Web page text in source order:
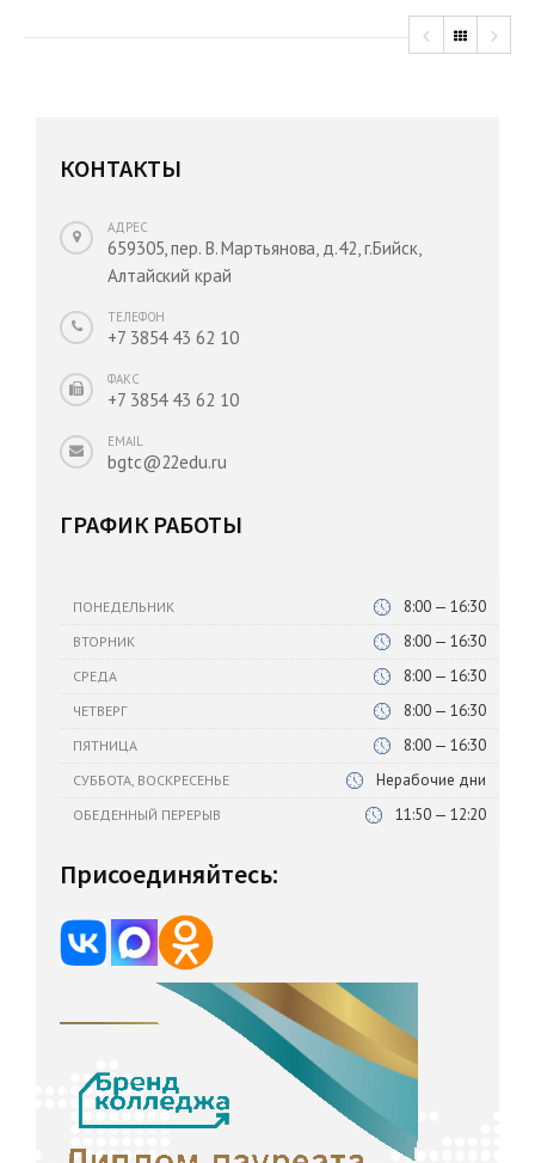
КОНТАКТЫ
АДРЕС
659305, пер. В. Мартьянова, д.42, г.Бийск,
Алтайский край
ТЕЛЕФОН
+7 3854 43 62 10
ФАКС
+7 3854 43 62 10
EMAIL
bgtc@22edu.ru
ГРАФИК РАБОТЫ
ПОНЕДЕЛЬНИК 8:00 — 16:30
ВТОРНИК 8:00 — 16:30
СРЕДА 8:00 — 16:30
ЧЕТВЕРГ 8:00 — 16:30
ПЯТНИЦА 8:00 — 16:30
СУББОТА, ВОСКРЕСЕНЬЕ Нерабочие дни
ОБЕДЕННЫЙ ПЕРЕРЫВ 11:50 — 12:20
Присоединяйтесь: